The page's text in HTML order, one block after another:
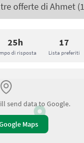
25h
di risposta
17
Lista preferiti
offerte di Ahmet
send data to Google.
Maps